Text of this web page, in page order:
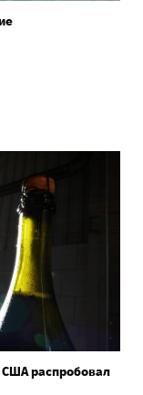
США распробовал